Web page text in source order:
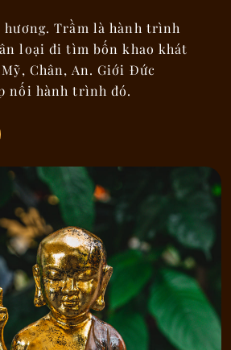
Trầm là hành trình
loại đi tìm bốn khao khát
Chân, An. Giới Đức
nối hành trình đó.